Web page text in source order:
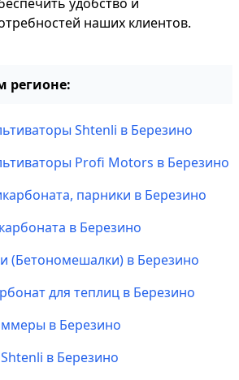
наших клиентов.
регионе:
Shtenli в Березино
Profi Motors в Березино
парники в Березино
в Березино
(Бетономешалки) в Березино
для теплиц в Березино
в Березино
в Березино